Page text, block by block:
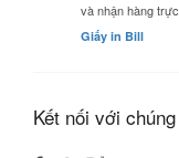
và nhận hàng
Giấy in Bill
Kết nối với